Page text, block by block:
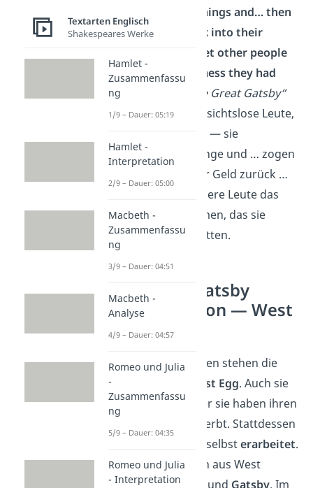
smashed up things and… then
retreated back into their
money… and let other people
clean up the mess they had
„The Great Gatsby“
Sie waren rücksichtslose Leute,
Tom und Daisy — sie
zerbrachen Dinge und … zogen
sich dann in ihr Geld zurück …
und ließen andere Leute das
Chaos aufräumen, das sie
angerichtet hatten.
The Great Gatsby
Interpretation — West
Egg
Unter den Altreichen stehen die
Bewohner von
West Egg. Auch sie
sind allereich, aber sie haben ihren
Reichtum nicht geerbt. Stattdessen
haben sie ihn sich selbsterarbeitet.
Zu den Neureichen aus West
Egg gehören
und Gatsby. Im
Textarten Englisch
Shakespeares Werke
Hamlet -
Zusammenfassu
ng
1/9 – Dauer: 05:19
Hamlet -
Interpretation
2/9 – Dauer: 05:00
Macbeth -
Zusammenfassu
ng
3/9 – Dauer: 04:51
Macbeth -
Analyse
4/9 – Dauer: 04:57
Romeo und Julia
-
Zusammenfassu
ng
5/9 – Dauer: 04:35
Romeo und Julia
- Interpretation